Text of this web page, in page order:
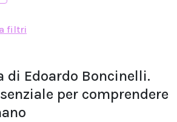
filtri
di Edoardo Boncinelli.
per comprendere